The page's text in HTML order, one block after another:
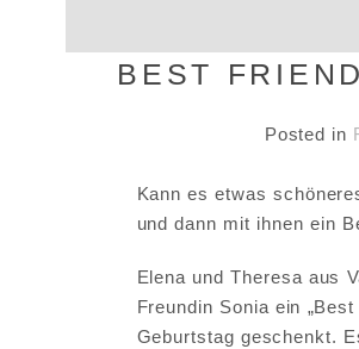
BEST
Posted in
Kann es etwas
und dann mit ihnen ein
Elena und Theresa aus
Freundin Sonia ein
Geburtstag geschenkt.